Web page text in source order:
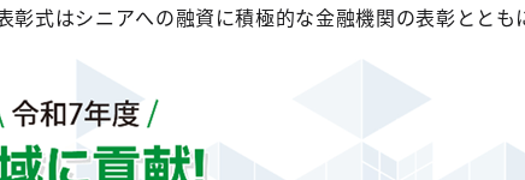
式はシニアへの融資に積極的な金融機関の表彰ととも